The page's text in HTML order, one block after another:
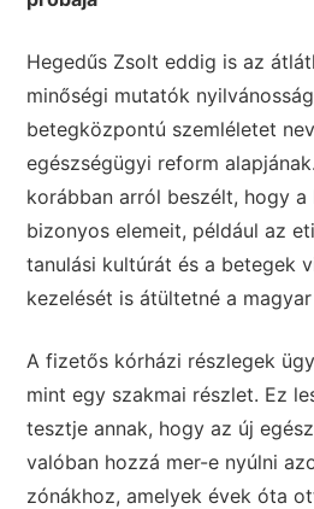
Hegedűs Zsolt eddig is az
minőségi mutatók
betegközpontú szemléletet
egészségügyi reform
korábban arról beszélt, hogy
bizonyos elemeit, például az
tanulási kultúrát és a betegek
kezelését is átültetné a
A fizetős kórházi részlegek
mint egy szakmai részlet. Ez
tesztje annak, hogy az új
valóban hozzá mer-e nyúlni
zónákhoz, amelyek évek óta